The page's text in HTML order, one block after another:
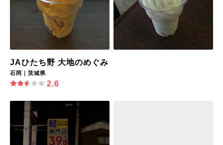
JAひたち野 大地のめぐみ
石岡｜茨城県
2.6